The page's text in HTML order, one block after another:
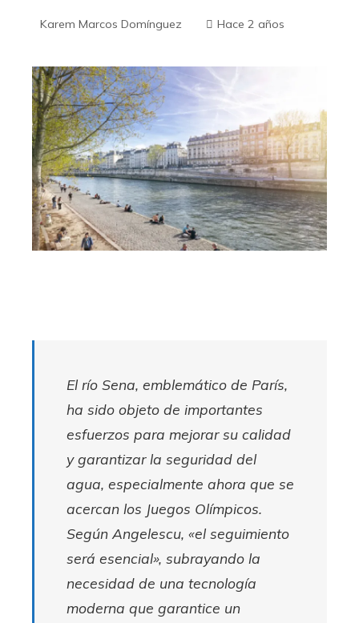
Karem Marcos Domínguez Hace 2 años
El río Sena, emblemático de París,
ha sido objeto de importantes
esfuerzos para mejorar su calidad
y garantizar la seguridad del
agua, especialmente ahora que se
acercan los Juegos Olímpicos.
Según Angelescu, «el seguimiento
será esencial», subrayando la
necesidad de una tecnología
moderna que garantice un